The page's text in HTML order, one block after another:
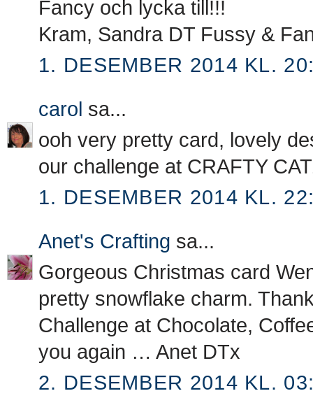
Fancy och lycka till!!!
Kram, Sandra DT Fussy &
1. DESEMBER 2014 KL.
carol sa...
ooh very pretty card, lovely
our challenge at CRAFTY
1. DESEMBER 2014 KL.
Anet's Crafting sa...
Gorgeous Christmas card
pretty snowflake charm.
Challenge at Chocolate,
you again … Anet DTx
2. DESEMBER 2014 KL.